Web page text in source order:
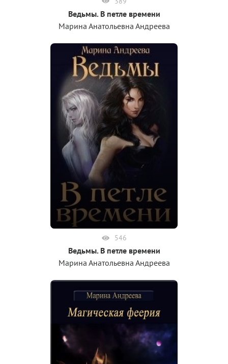
Ведьмы. В петле времени
Марина Анатольевна Андреева
546
Ведьмы. В петле времени
Марина Анатольевна Андреева